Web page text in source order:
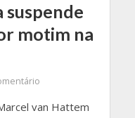
suspende
motim na
van Hattem